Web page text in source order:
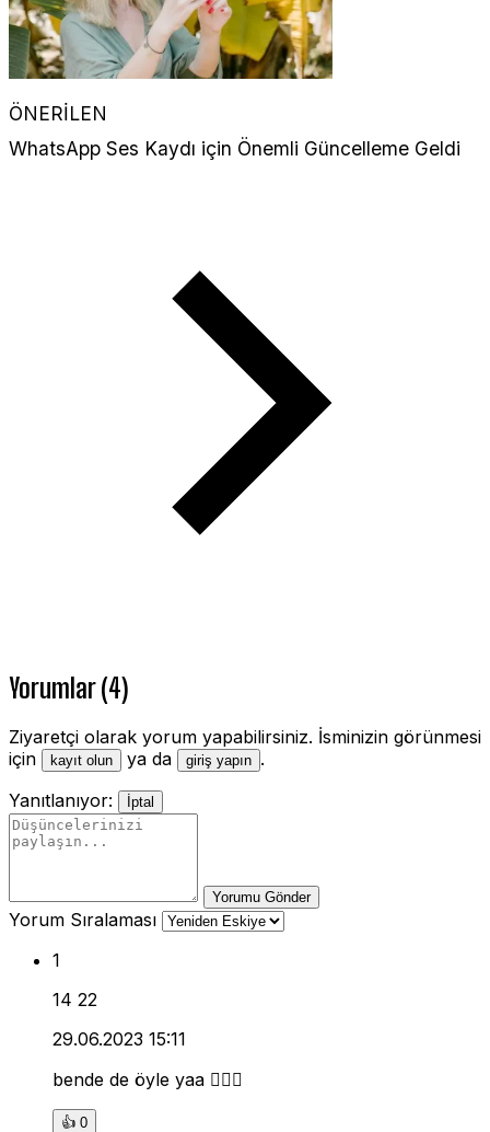
ÖNERİLEN
WhatsApp Ses Kaydı için Önemli Güncelleme Geldi
Yorumlar (4)
Ziyaretçi olarak yorum yapabilirsiniz. İsminizin görünmesi
için
kayıt olun ya da giriş yapın .
Yanıtlanıyor:
İptal
Yorumu Gönder
Yorum Sıralaması
1
14 22
29.06.2023 15:11
bende de öyle yaa 🤦🏻‍♀️
👍 0